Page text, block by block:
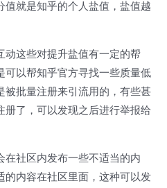
值就是知乎的个人盐值，盐值越
动这些对提升盐值有一定的帮
可以帮知乎官方寻找一些质量低
被批量注册来引流用的，有些甚
册了，可以发现之后进行举报给
在社区内发布一些不适当的内
的内容在社区里面，这种可以发